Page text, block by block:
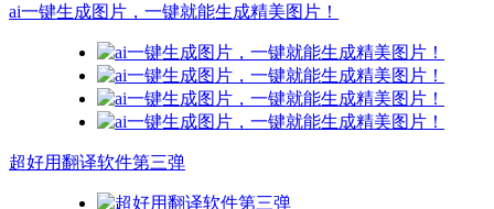
ai一键生成图片，一键就能生成精美图片！
超好用翻译软件第三弹